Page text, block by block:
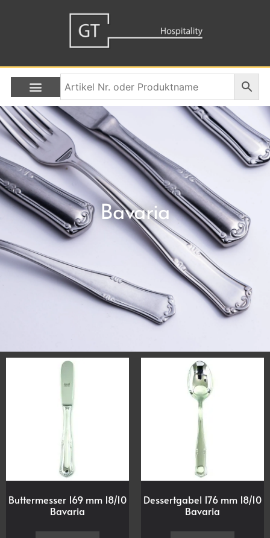
Bavaria
Buttermesser 169 mm 18/10
Bavaria
Dessertgabel 176 mm 18/10
Bavaria